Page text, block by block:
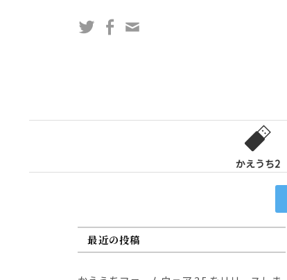
ス
TwitterFacebook
かえうち2
最近の投稿